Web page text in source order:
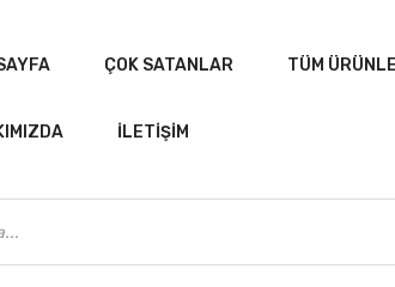
ÇOK SATANLAR TÜM
İLETIŞIM